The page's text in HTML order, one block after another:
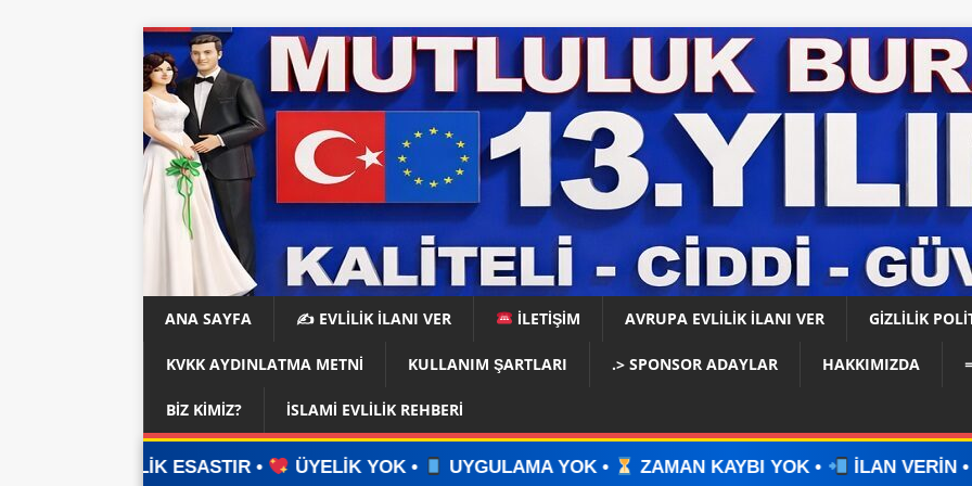
ANA SAYFA ✍️ EVLİLİK İLANI VER İLETİŞİM AVRUPA EVLİLİK İLANI VER GIZLILIK
KVKK AYDINLATMA METNI KULLANIM ŞARTLARI .> SPONSOR ADAYLAR HAKKIMIZDA
BIZ KIMIZ? İSLAMI EVLILIK REHBERI
ÜYELİK YOK • UYGULAMA YOK • ZAMAN KAYBI YOK • İLAN VERİN • WHATSAPP